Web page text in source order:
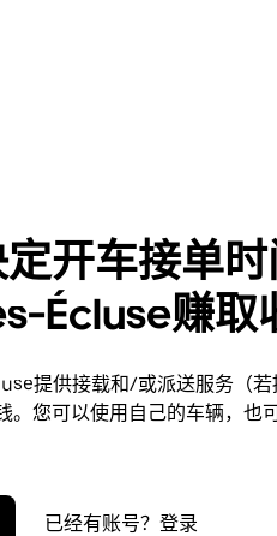
定开车接单
Écluse赚取
提供接载和/或派送服务（若
。您可以使用自己的车辆，也
已经有账号？登录